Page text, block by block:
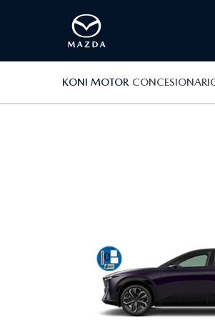
KONI MOTOR